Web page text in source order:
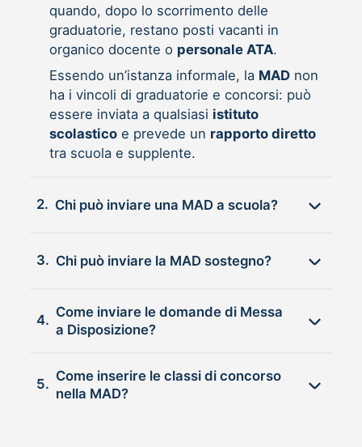
quando, dopo lo scorrimento delle
graduatorie, restano posti vacanti in
organico docente o personale ATA.
Essendo un’istanza informale, la MADnon
ha i vincoli di graduatorie e concorsi: può
essere inviata a qualsiasi istituto
scolasticoe prevede un rapporto diretto
tra scuola e supplente.
2. Chi può inviare una MAD a scuola?
3. Chi può inviare la MAD sostegno?
4.
Come inviare le domande di Messa
a Disposizione?
5.
Come inserire le classi di concorso
nella MAD?